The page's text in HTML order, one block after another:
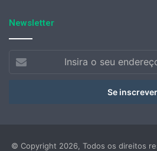
Newsletter
© Copyright 2026, Todos os direitos